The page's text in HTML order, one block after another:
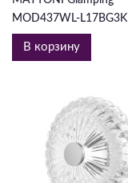
MOD437WL-L17BG3K
В корзину